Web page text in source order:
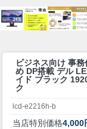
ビジネス向け 事
め DP搭載デル
イド ブラック
ク
lcd-e2216h-b
当店特別価格4,000